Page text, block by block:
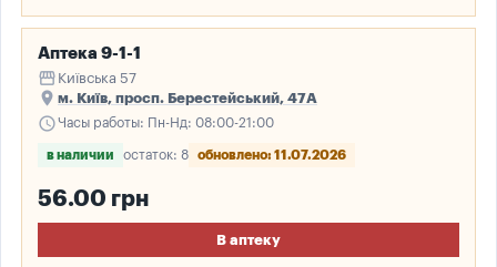
Аптека 9-1-1
storefront Київська 57
place м. Київ, просп. Берестейський, 47А
scheduleЧасы работы: Пн-Нд: 08:00-21:00
в наличии остаток: 8 обновлено: 11.07.2026
56.00 грн
В аптеку